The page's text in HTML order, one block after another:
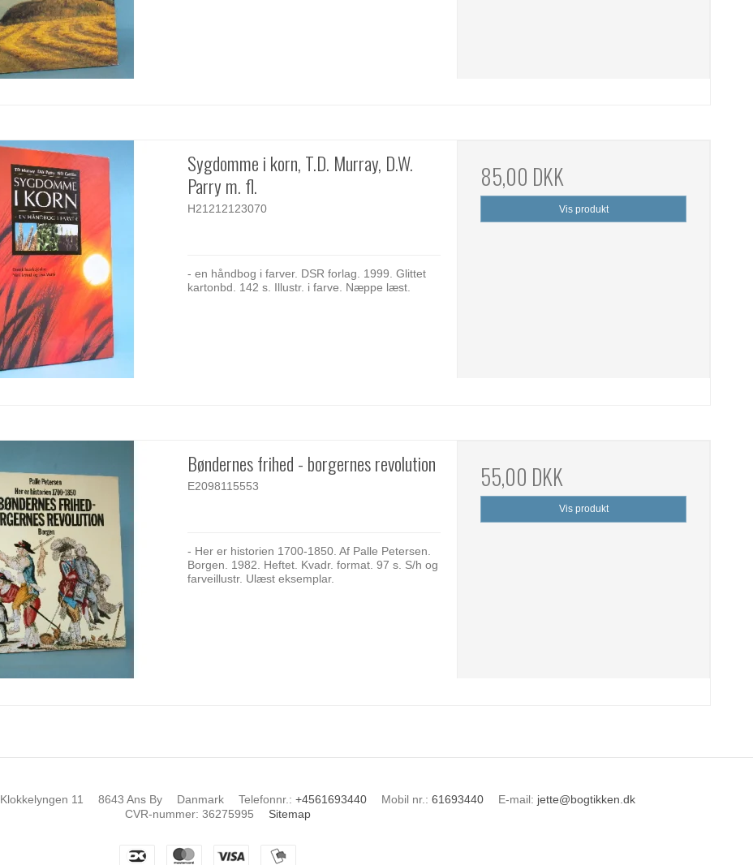
Sygdomme i korn, T.D. Murray, D.W.
Parry m. fl.
H21212123070
- en håndbog i farver. DSR forlag. 1999. Glittet
kartonbd. 142 s. Illustr. i farve. Næppe læst.
85,00 DKK
Vis produkt
Bøndernes frihed - borgernes revolution
E2098115553
- Her er historien 1700-1850. Af Palle Petersen.
Borgen. 1982. Heftet. Kvadr. format. 97 s. S/h og
farveillustr. Ulæst eksemplar.
55,00 DKK
Vis produkt
Klokkelyngen 11 8643 Ans By Danmark Telefonnr. : +4561693440 Mobil nr. : 61693440 E-mail: jette@bogtikken.dk
CVR-nummer: 36275995 Sitemap